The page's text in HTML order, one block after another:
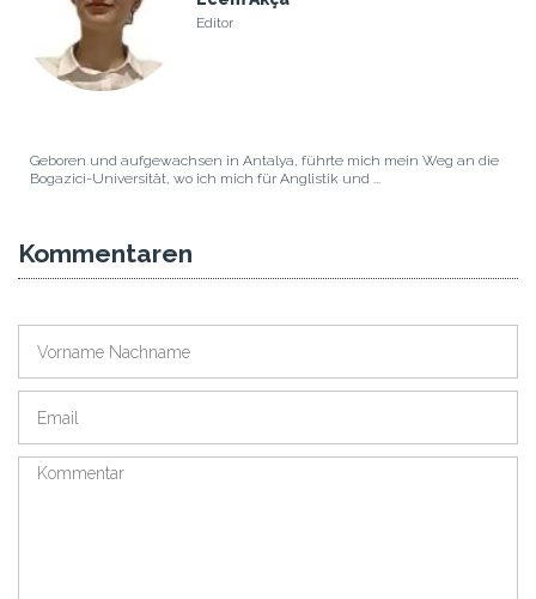
Editor
Geboren und aufgewachsen in Antalya, führte mich mein Weg an die
Bogazici-Universität, wo ich mich für Anglistik und ...
Kommentaren